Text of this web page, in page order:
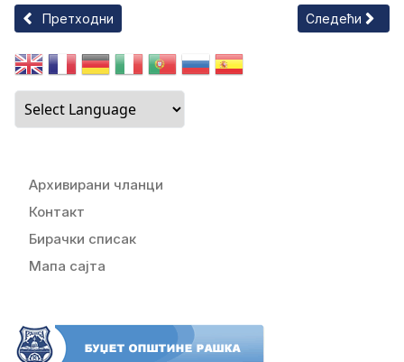
Претходни чланак: Пољопривредна трибина
Претходни Следећи
Следећи
Архивирани чланци
Контакт
Бирачки списак
Мапа сајта